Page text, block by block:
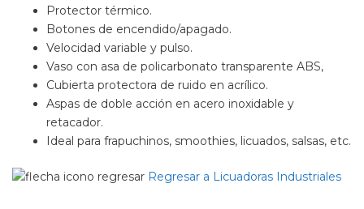
Protector térmico.
Botones de encendido/apagado.
Velocidad variable y pulso.
Vaso con asa de policarbonato transparente ABS,
Cubierta protectora de ruido en acrílico.
Aspas de doble acción en acero inoxidable y
retacador.
Ideal para frapuchinos, smoothies, licuados, salsas, etc.
Regresar a Licuadoras Industriales